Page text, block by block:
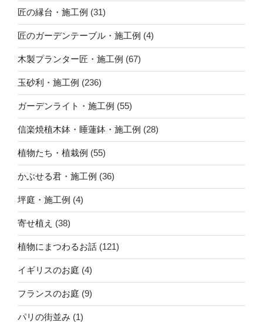
匠の縁台・施工例 (31)
匠のガーデンテーブル・施工例 (4)
木製プランター匠・施工例 (67)
玉砂利・施工例 (236)
ガーデンライト・施工例 (55)
信楽焼植木鉢・睡蓮鉢・施工例 (28)
植物たち・植栽例 (55)
かぶせる君・施工例 (36)
坪庭・施工例 (4)
寄せ植え (38)
植物にまつわるお話 (121)
イギリスのお庭 (4)
フランスのお庭 (9)
パリの街並み (1)